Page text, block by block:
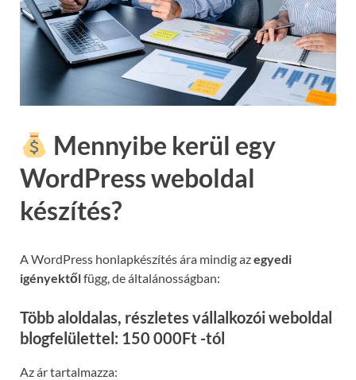
Mennyibe kerül egy
WordPress weboldal
készítés?
A WordPress honlapkészítés ára mindig azegyedi
igényektőlfügg, de általánosságban:
Több aloldalas, részletes vállalkozói weboldal
blogfelülettel: 150 000Ft -tól
Az ár tartalmazza: